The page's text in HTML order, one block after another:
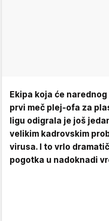
Ekipa koja će
prvi meč plej-ofa za
ligu odigrala je još
velikim kadrovskim
virusa. I to vrlo
pogotka u nadoknadi